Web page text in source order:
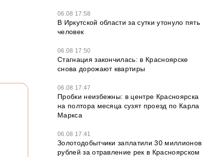
06.08 17:58
В Иркутской области за сутки утонуло пять
человек
06.08 17:50
Стагнация закончилась: в Красноярске
снова дорожают квартиры
06.08 17:47
Пробки неизбежны: в центре Красноярска
на полтора месяца сузят проезд по Карла
Маркса
06.08 17:41
Золотодобытчики заплатили 30 миллионов
рублей за отравление рек в Красноярском